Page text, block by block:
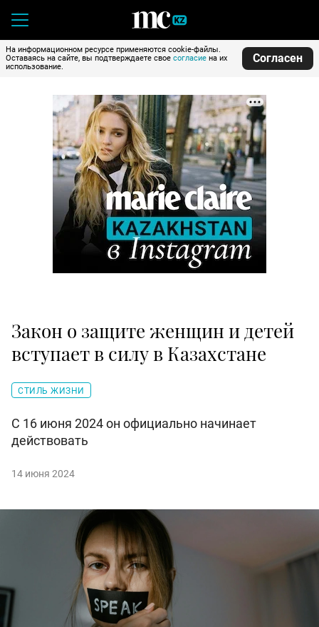
На информационном ресурсе применяются cookie-файлы.
Оставаясь на сайте, вы подтверждаете свое согласие на их
использование.
Согласен
Закон о защите женщин и детей
вступает в силу в Казахстане
СТИЛЬ ЖИЗНИ
С 16 июня 2024 он официально начинает
действовать
14 июня 2024